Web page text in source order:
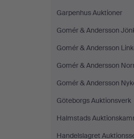
Garpenhus Auktioner
Gomér & Andersson
Gomér & Andersson
Gomér & Andersson
Gomér & Andersson
Göteborgs Auktionsverk
Halmstads
Handelslagret